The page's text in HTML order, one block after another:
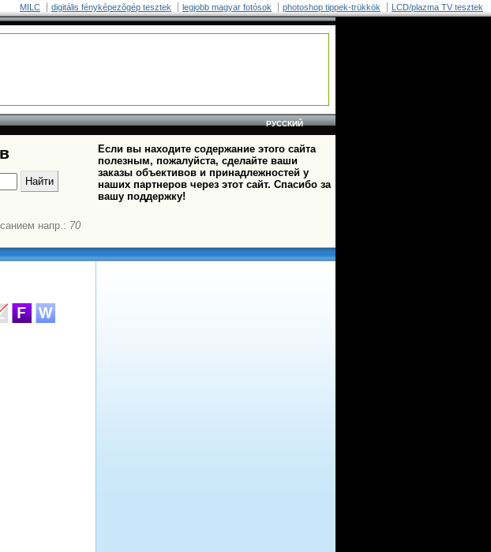
MILC digitális fényképezõgép tesztek legjobb magyar fotósok photoshop tippek-trükkök LCD/plazma TV tesztek
РУССКИЙ
напр.: 70
Если вы находите содержание этого сайта
полезным, пожалуйста, сделайте ваши
заказы объективов и принадлежностей у
наших партнеров через этот сайт. Спасибо за
вашу поддержку!